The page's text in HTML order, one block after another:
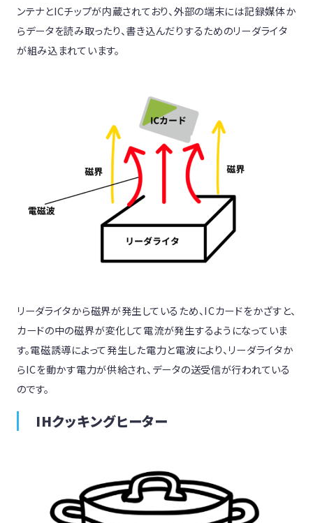
ンテナとICチップが内蔵されており、外部の端末には記録媒体か
らデータを読み取ったり、書き込んだりするためのリーダライタ
が組み込まれています。
リーダライタから磁界が発生しているため、ICカードをかざすと、
カードの中の磁界が変化して電流が発生するようになっていま
す。電磁誘導によって発生した電力と電波により、リーダライタか
らICを動かす電力が供給され、データの送受信が行われている
のです。
IHクッキングヒーター